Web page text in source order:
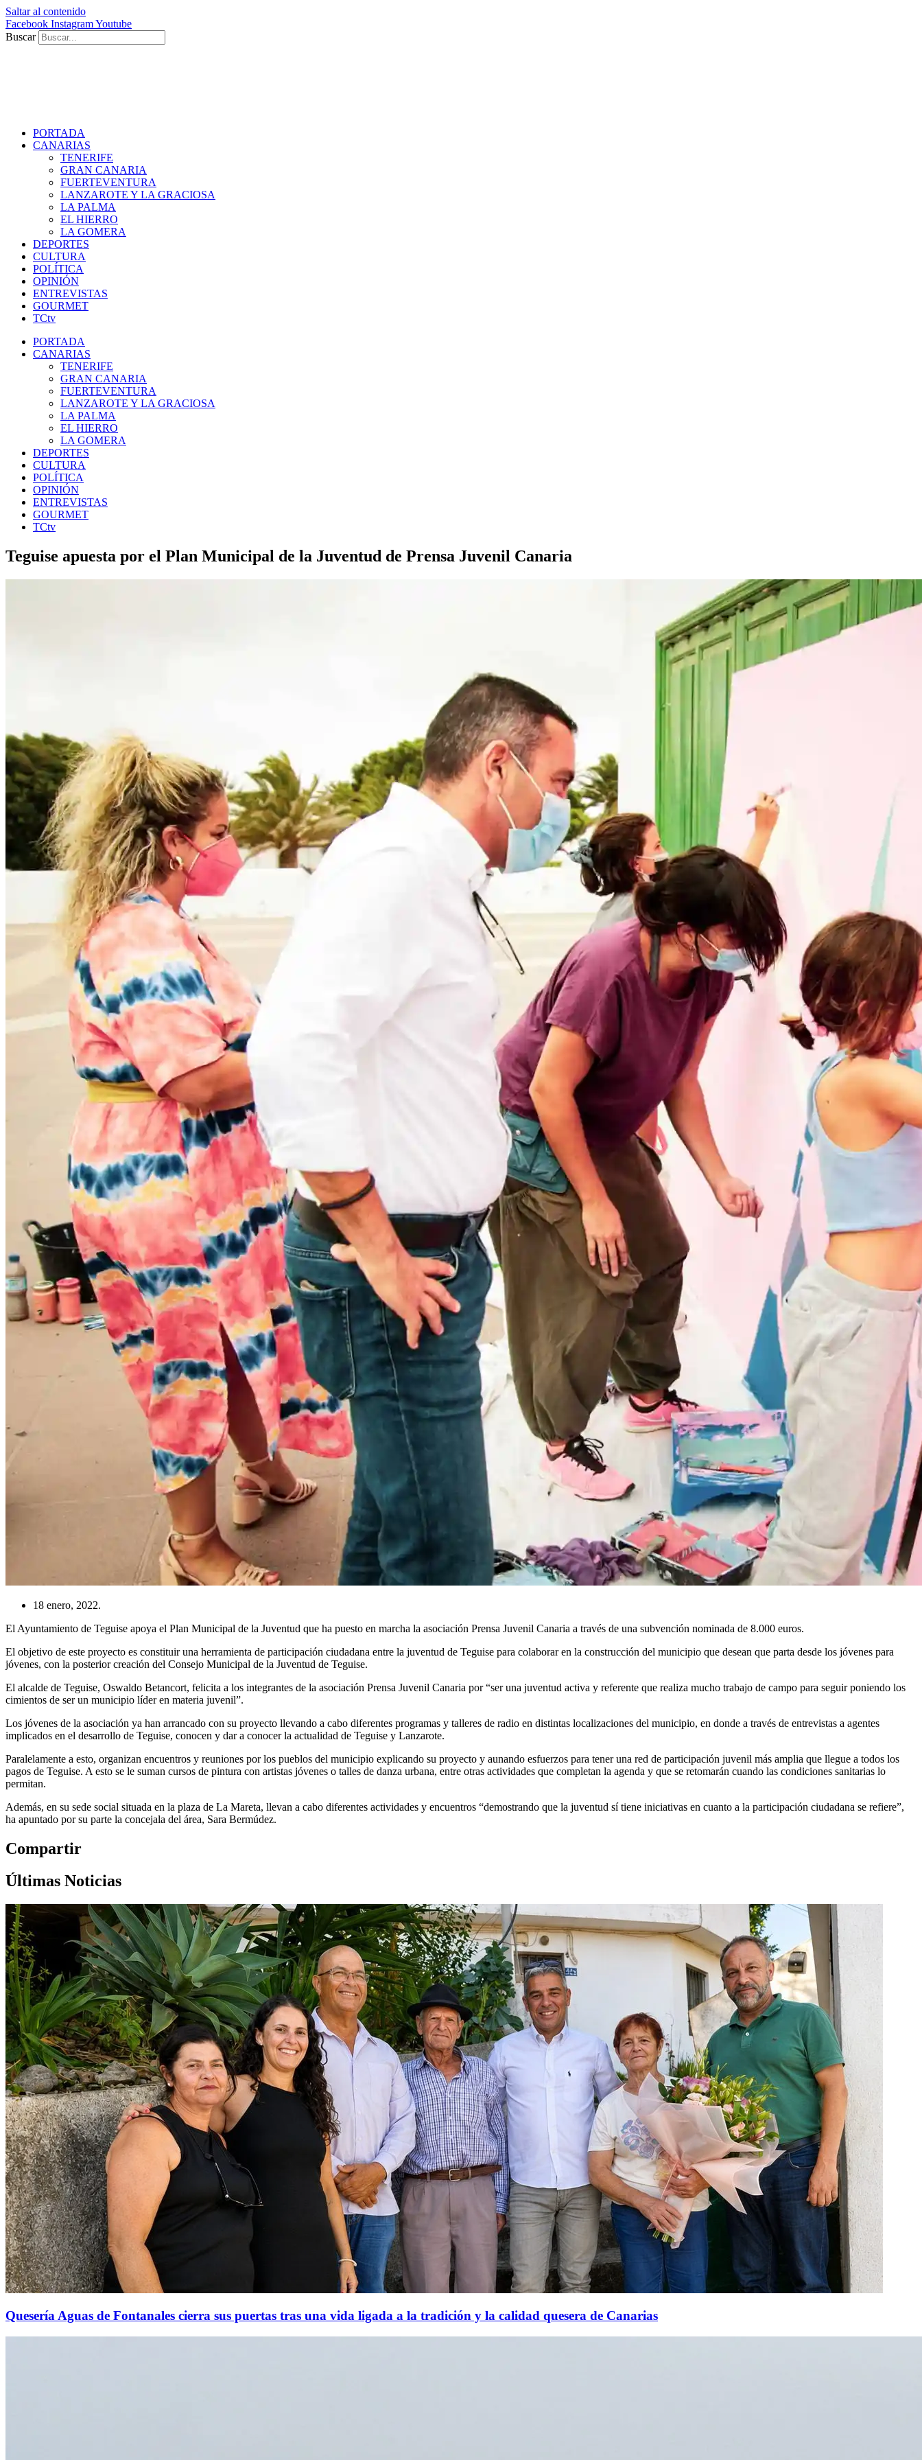
Saltar al contenido
Facebook InstagramYoutube
Buscar
PORTADA
CANARIAS
TENERIFE
GRAN CANARIA
FUERTEVENTURA
LANZAROTE Y LA GRACIOSA
LA PALMA
EL HIERRO
LA GOMERA
DEPORTES
CULTURA
POLÍTICA
OPINIÓN
ENTREVISTAS
GOURMET
TCtv
PORTADA
CANARIAS
TENERIFE
GRAN CANARIA
FUERTEVENTURA
LANZAROTE Y LA GRACIOSA
LA PALMA
EL HIERRO
LA GOMERA
DEPORTES
CULTURA
POLÍTICA
OPINIÓN
ENTREVISTAS
GOURMET
TCtv
Teguise apuesta por el Plan Municipal de la Juventud de Prensa Juvenil Canaria
18 enero, 2022.
El Ayuntamiento de Teguise apoya el Plan Municipal de la Juventud que ha puesto en marcha la asociación Prensa Juvenil Canaria a través de una subvención nominada de 8.000 euros.
El objetivo de este proyecto es constituir una herramienta de participación ciudadana entre la juventud de Teguise para colaborar en la construcción del municipio que desean que parta desde los jóvenes para
jóvenes, con la posterior creación del Consejo Municipal de la Juventud de Teguise.
El alcalde de Teguise, Oswaldo Betancort, felicita a los integrantes de la asociación Prensa Juvenil Canaria por “ser una juventud activa y referente que realiza mucho trabajo de campo para seguir poniendo los
cimientos de ser un municipio líder en materia juvenil”.
Los jóvenes de la asociación ya han arrancado con su proyecto llevando a cabo diferentes programas y talleres de radio en distintas localizaciones del municipio, en donde a través de entrevistas a agentes
implicados en el desarrollo de Teguise, conocen y dar a conocer la actualidad de Teguise y Lanzarote.
Paralelamente a esto, organizan encuentros y reuniones por los pueblos del municipio explicando su proyecto y aunando esfuerzos para tener una red de participación juvenil más amplia que llegue a todos los
pagos de Teguise. A esto se le suman cursos de pintura con artistas jóvenes o talles de danza urbana, entre otras actividades que completan la agenda y que se retomarán cuando las condiciones sanitarias lo
permitan.
Además, en su sede social situada en la plaza de La Mareta, llevan a cabo diferentes actividades y encuentros “demostrando que la juventud sí tiene iniciativas en cuanto a la participación ciudadana se refiere”,
ha apuntado por su parte la concejala del área, Sara Bermúdez.
Compartir
Últimas Noticias
Quesería Aguas de Fontanales cierra sus puertas tras una vida ligada a la tradición y la calidad quesera de Canarias